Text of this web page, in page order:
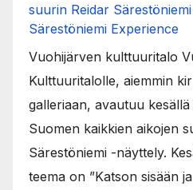
suurin Reidar
Särestöniemi Experience
Vuohijärven kulttuuritalo
Kulttuuritalolle, aiemmin
galleriaan, avautuu
Suomen kaikkien aikojen
Särestöniemi -näyttely.
teema on ”Katson sisään